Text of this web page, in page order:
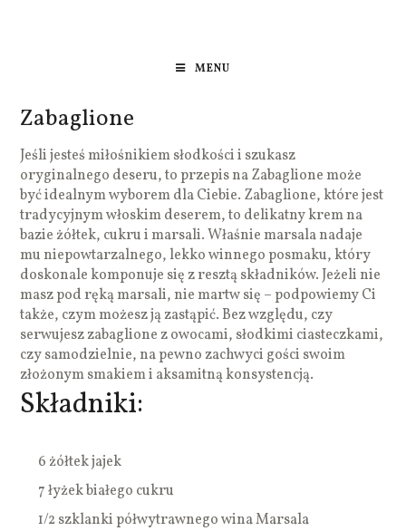
MENU
Zabaglione
Jeśli jesteś miłośnikiem słodkości i szukasz
oryginalnego deseru, to przepis na Zabaglione może
być idealnym wyborem dla Ciebie. Zabaglione, które jest
tradycyjnym włoskim deserem, to delikatny krem na
bazie żółtek, cukru i marsali. Właśnie marsala nadaje
mu niepowtarzalnego, lekko winnego posmaku, który
doskonale komponuje się z resztą składników. Jeżeli nie
masz pod ręką marsali, nie martw się – podpowiemy Ci
także, czym możesz ją zastąpić. Bez względu, czy
serwujesz zabaglione z owocami, słodkimi ciasteczkami,
czy samodzielnie, na pewno zachwyci gości swoim
złożonym smakiem i aksamitną konsystencją.
Składniki:
6 żółtek jajek
7 łyżek białego cukru
1/2 szklanki półwytrawnego wina Marsala